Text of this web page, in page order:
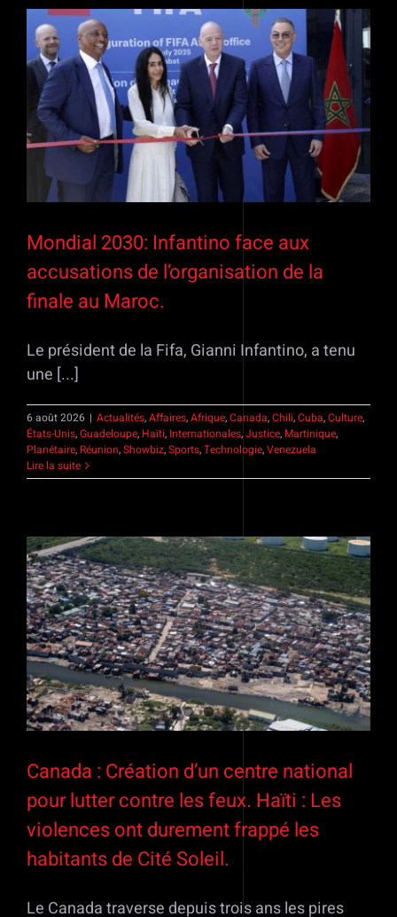
Mondial 2030: Infantino face aux
accusations de l’organisation de la
finale au Maroc.
Le président de la Fifa, Gianni Infantino, a tenu
une [...]
6 août 2026 | Actualités,Affaires,Afrique,Canada,Chili,Cuba,Culture,
États-Unis,Guadeloupe, Haïti, Internationales,Justice, Martinique,
Planétaire, Réunion,Showbiz,Sports,Technologie,Venezuela
Lire la suite
Canada : Création d’un centre national
pour lutter contre les feux. Haïti : Les
violences ont durement frappé les
habitants de Cité Soleil.
Le Canada traverse depuis trois ans les pires